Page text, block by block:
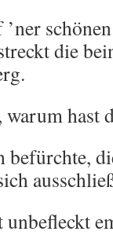
die
hast
befürchte,